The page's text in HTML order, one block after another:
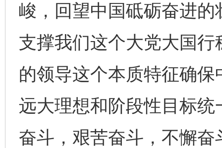
峻，回望中国砥砺奋进
支撑我们这个大党大国
的领导这个本质特征确
远大理想和阶段性目标
奋斗，艰苦奋斗，不懈